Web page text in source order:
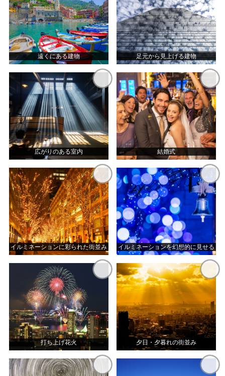
遠くにある建物 足元から見上げる建物
広がりのある室内 結婚式
イルミネーションに彩られた街並み イルミネーションを幻想的に見せる
打ち上げ花火 夕日・夕暮れの街並み